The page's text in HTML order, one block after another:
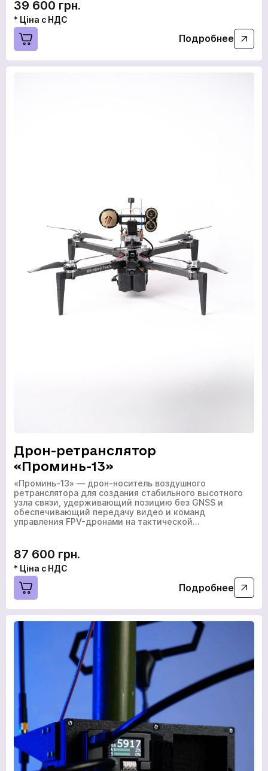
39 600 грн.
* Ціна с НДС
Подробнее
Дрон-ретранслятор
«Проминь-13»
«Проминь-13» — дрон-носитель воздушного
ретранслятора для создания стабильного высотного
узла связи, удерживающий позицию без GNSS и
обеспечивающий передачу видео и команд
управления FPV-дронами на тактической…
87 600 грн.
* Ціна с НДС
Подробнее